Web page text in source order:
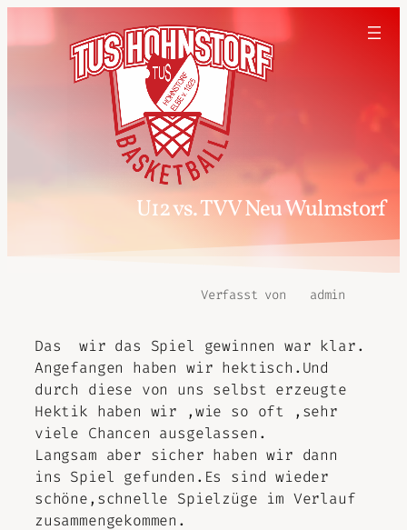
U12 vs. TVV Neu Wulmstorf
Verfasst von admin
Das wir das Spiel gewinnen war klar.
Angefangen haben wir hektisch.Und
durch diese von uns selbst erzeugte
Hektik haben wir ,wie so oft ,sehr
viele Chancen ausgelassen.
Langsam aber sicher haben wir dann
ins Spiel gefunden.Es sind wieder
schöne,schnelle Spielzüge im Verlauf
zusammengekommen.